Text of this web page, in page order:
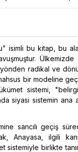
isimli bu kitap, bu
Ülkemizde
radikal ve
bir modeline
sistemi,
siyasi sistemin
sancılı geçiş
Anayasa, ilgili
sistemiyle birlikte